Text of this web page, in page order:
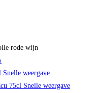
rode wijn
Snelle weergave
Snelle weergave